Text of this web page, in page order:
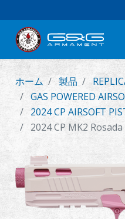
新製品
小銃
部品 & 付属品
BB 弾
ホーム 製品
GAS POWERED
2024 CP AIRSOFT
2024 CP MK2 Rosada